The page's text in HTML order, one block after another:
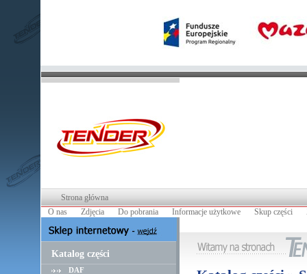
Strona główna
O nas
Zdjęcia Do pobrania Informacje użytkowe Skup części
Katalog części
DAF